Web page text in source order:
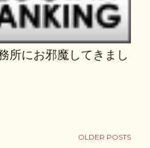
所にお邪魔してきまし
OLDER POSTS